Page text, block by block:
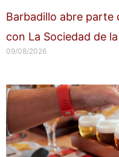
Barbadillo abre parte
con La Sociedad de
09/08/2026